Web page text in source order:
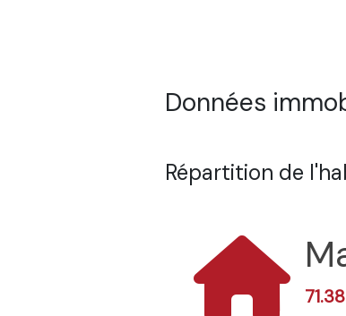
Données
Répartition de